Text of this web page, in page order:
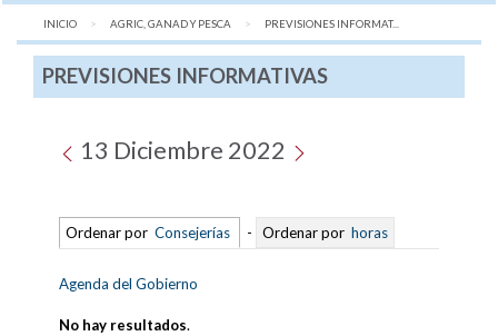
INICIO AGRIC, GANAD Y PESCA AQUÍ:
PREVISIONES INFORMAT...
PREVISIONES INFORMATIVAS
13 Diciembre 2022
Ordenar por Consejerías - Ordenar por horas
Agenda del Gobierno
No hay resultados.